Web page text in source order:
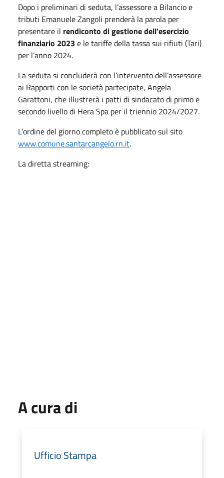
Dopo i preliminari di seduta, l’assessore a Bilancio e
tributi Emanuele Zangoli prenderà la parola per
presentare il rendiconto di gestione dell’esercizio
finanziario 2023 e le tariffe della tassa sui rifiuti (Tari)
per l’anno 2024.
La seduta si concluderà con l’intervento dell’assessore
ai Rapporti con le società partecipate, Angela
Garattoni, che illustrerà i patti di sindacato di primo e
secondo livello di Hera Spa per il triennio 2024/2027.
L’ordine del giorno completo è pubblicato sul sito
www.comune.santarcangelo.rn.it.
La diretta streaming:
A cura di
Ufficio Stampa